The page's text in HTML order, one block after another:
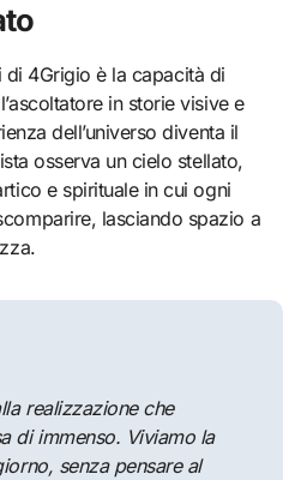
4Grigio è la capacità di
in storie visive e
dell’universo diventa il
osserva un cielo stellato,
e spirituale in cui ogni
lasciando spazio a
realizzazione che
di immenso. Viviamo la
senza pensare al